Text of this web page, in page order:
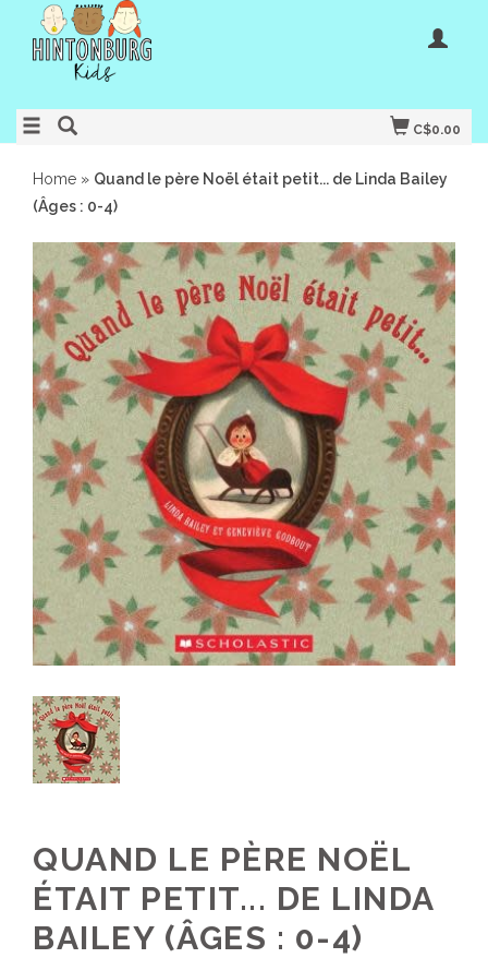
C$0.00
Home » Quand le père Noël était petit... de Linda Bailey
(Âges : 0-4)
QUAND LE PÈRE NOËL
ÉTAIT PETIT... DE LINDA
BAILEY (ÂGES : 0-4)